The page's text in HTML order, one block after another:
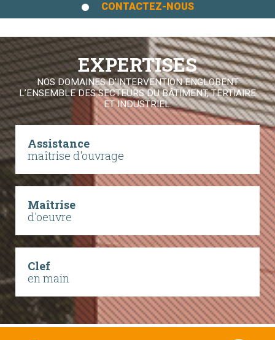
CONTACTEZ-NOUS
EXPERTISES
NOS DOMAINES D'INTERVENTION ENGLOBENT
L’ENSEMBLE DES SECTEURS DU BÂTIMENT, TERTIAIRE
ET INDUSTRIEL.
Assistance
maîtrise d'ouvrage
Maîtrise
d'oeuvre
Clef
en main